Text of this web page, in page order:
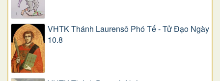
VHTK Thánh Laurensô Phó Tế - Tử Đạo Ngày
10.8